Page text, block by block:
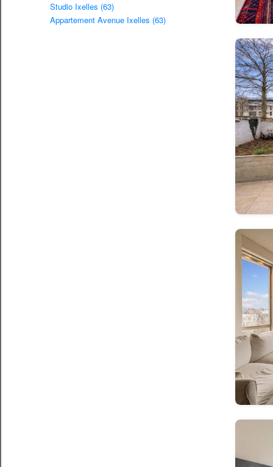
Studio Ixelles (63)
Appartement Avenue Ixelles (63)